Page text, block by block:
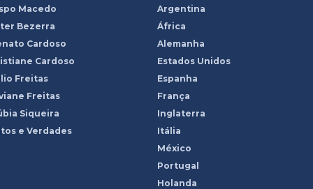
Macedo
Bezerra
Cardoso
Cardoso
Freitas
Freitas
Siqueira
e Verdades
Argentina
África
Alemanha
Estados Unidos
Espanha
França
Inglaterra
Itália
México
Portugal
Holanda